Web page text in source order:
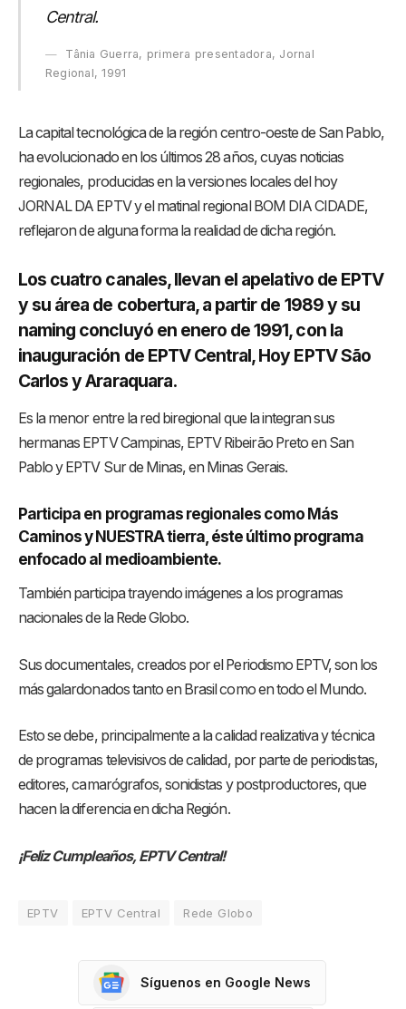
Central.
Tânia Guerra, primera presentadora, Jornal
Regional, 1991
La capital tecnológica de la región centro-oeste de San Pablo,
ha evolucionado en los últimos 28 años, cuyas noticias
regionales, producidas en la versiones locales del hoy
JORNAL DA EPTV y el matinal regional BOM DIA CIDADE,
reflejaron de alguna forma la realidad de dicha región.
Los cuatro canales, llevan el apelativo de EPTV
y su área de cobertura, a partir de 1989 y su
naming concluyó en enero de 1991, con la
inauguración de EPTV Central, Hoy EPTV São
Carlos y Araraquara.
Es la menor entre la red biregional que la integran sus
hermanas EPTV Campinas, EPTV Ribeirão Preto en San
Pablo y EPTV Sur de Minas, en Minas Gerais.
Participa en programas regionales como Más
Caminos y NUESTRA tierra, éste último programa
enfocado al medioambiente.
También participa trayendo imágenes a los programas
nacionales de la Rede Globo.
Sus documentales, creados por el Periodismo EPTV, son los
más galardonados tanto en Brasil como en todo el Mundo.
Esto se debe, principalmente a la calidad realizativa y técnica
de programas televisivos de calidad, por parte de periodistas,
editores, camarógrafos, sonidistas y postproductores, que
hacen la diferencia en dicha Región.
¡Feliz Cumpleaños, EPTV Central!
EPTV EPTV Central Rede Globo
Síguenos en Google News